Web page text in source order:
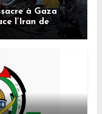
à Gaza
l’Iran de